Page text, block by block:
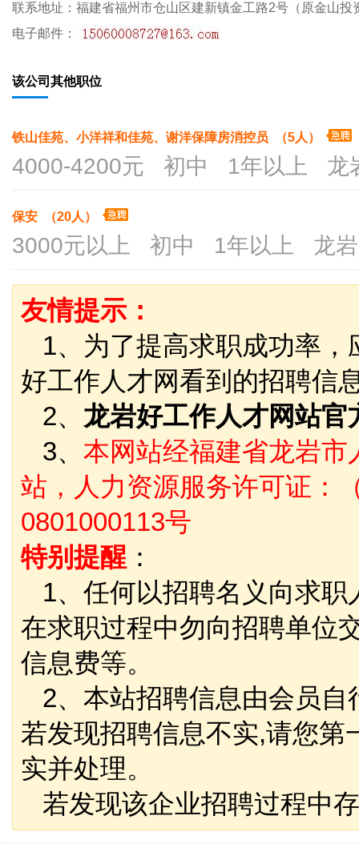
联系地址：福建省福州市仓山区建新镇金工路2号（原金山
电子邮件：
该公司其他职位
铁山佳苑、小洋祥和佳苑、谢洋保障房消控员 （5人）
4000-4200元 初中 1年以上 龙
保安 （20人）
3000元以上 初中 1年以上 龙岩
友情提示：
1、为了提高求职成功率，
好工作人才网看到的招聘信
2、 龙岩好工作人才网站
3、 本网站经福建省龙岩
站，人力资源服务许可证：
0801000113号
特别提醒 ：
1、任何以招聘名义向求职
在求职过程中勿向招聘单位
信息费等。
2、本站招聘信息由会员自
若发现招聘信息不实,请您第
实并处理。
若发现该企业招聘过程中